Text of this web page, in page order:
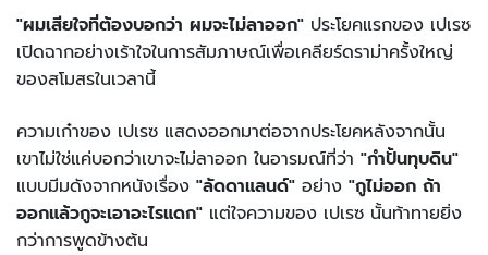
"ผมเสียใจที่ต้องบอกว่า ผมจะไม่ลาออก" ประโยคแรกของ เปเรซ
เปิดฉากอย่างเร้าใจในการสัมภาษณ์เพื่อเคลียร์ดราม่าครั้งใหญ่
ของสโมสรในเวลานี้
ความเก๋าของ เปเรซ แสดงออกมาต่อจากประโยคหลังจากนั้น
เขาไม่ใช่แค่บอกว่าเขาจะไม่ลาออก ในอารมณ์ที่ว่า "กำปั้นทุบดิน"
แบบมีมดังจากหนังเรื่อง "ลัดดาแลนด์" อย่าง "กูไม่ออก ถ้า
ออกแล้วกูจะเอาอะไรแดก" แต่ใจความของ เปเรซ นั้นท้าทายยิ่ง
กว่าการพูดข้างต้น